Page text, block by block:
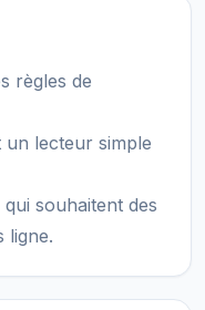
règles de
un lecteur simple
souhaitent des
ligne.